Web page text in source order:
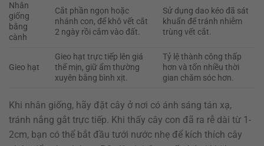
Nhân
giống
bằng
cành
Cắt phần ngọn hoặc
nhánh con, để khô vết cắt
2 ngày rồi cắm vào đất.
Sử dụng dao kéo đã sát
khuẩn để tránh nhiễm
trùng vết cắt.
Gieo hạt
Gieo hạt trực tiếp lên giá
thể mịn, giữ ẩm thường
xuyên bằng bình xịt.
Tỷ lệ thành công thấp
hơn và tốn nhiều thời
gian chăm sóc hơn.
Khi nhân giống, hãy đặt cây ở nơi có ánh sáng tán xạ,
tránh nắng gắt trực tiếp. Khi thấy cây con đã ra rễ dài từ 1-
2cm, bạn có thể bắt đầu tưới nước nhẹ để kích thích cây